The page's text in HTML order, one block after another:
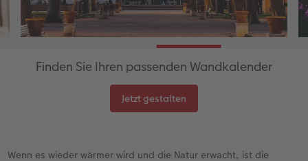
Finden Sie Ihren passenden Wandkalender
Jetzt gestalten
Wenn es wieder wärmer wird und die Natur erwacht, ist die